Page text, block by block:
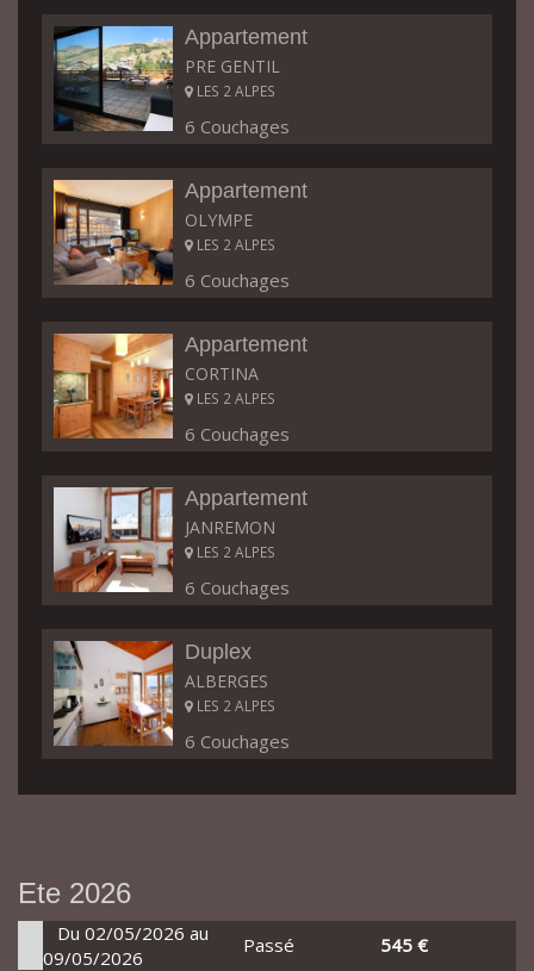
Appartement
PRE GENTIL
LES 2 ALPES
6 Couchages
Appartement
OLYMPE
LES 2 ALPES
6 Couchages
Appartement
CORTINA
LES 2 ALPES
6 Couchages
Appartement
JANREMON
LES 2 ALPES
6 Couchages
Duplex
ALBERGES
LES 2 ALPES
6 Couchages
Ete 2026
Du 02/05/2026 au
09/05/2026
Passé
545 €